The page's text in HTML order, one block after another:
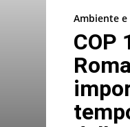
Ambiente e
COP